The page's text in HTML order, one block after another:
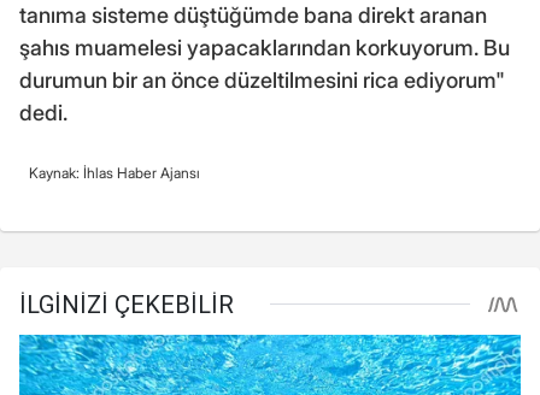
tanıma sisteme düştüğümde bana direkt aranan
şahıs muamelesi yapacaklarından korkuyorum. Bu
durumun bir an önce düzeltilmesini rica ediyorum"
dedi.
Kaynak: İhlas Haber Ajansı